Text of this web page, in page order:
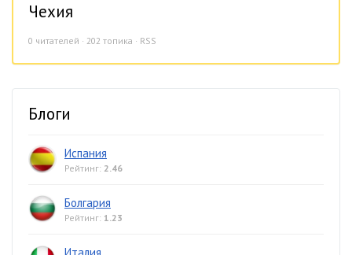
Чехия
0 читателей · 202 топика · RSS
Блоги
Испания
Рейтинг: 2.46
Болгария
Рейтинг: 1.23